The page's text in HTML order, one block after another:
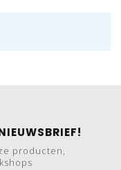
producten,